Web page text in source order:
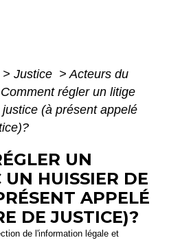
> Justice > Acteurs du
Comment régler un litige
(à présent appelé
UN
UN HUISSIER DE
APPELÉ
DE JUSTICE)?
de l'information légale et